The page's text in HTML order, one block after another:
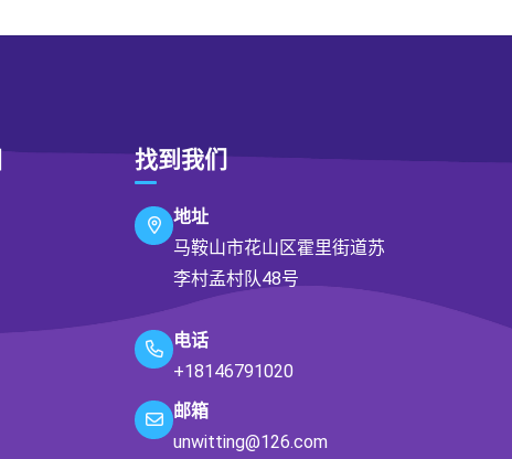
找到我们
地址
马鞍山市花山区霍里街道苏
李村孟村队48号
电话
+18146791020
邮箱
unwitting@126.com